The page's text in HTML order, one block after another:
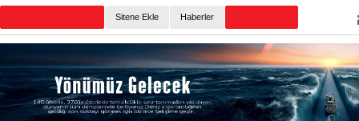
Sitene Ekle Haberler